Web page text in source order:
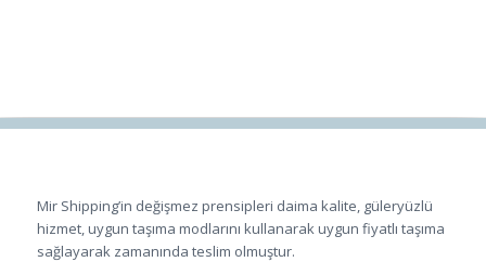
Mir Shipping’in değişmez prensipleri daima kalite, güleryüzlü
hizmet, uygun taşıma modlarını kullanarak uygun fiyatlı taşıma
sağlayarak zamanında teslim olmuştur.